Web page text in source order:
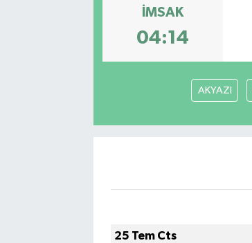
İMSAK
04:14
AKYAZI
25 Tem Cts